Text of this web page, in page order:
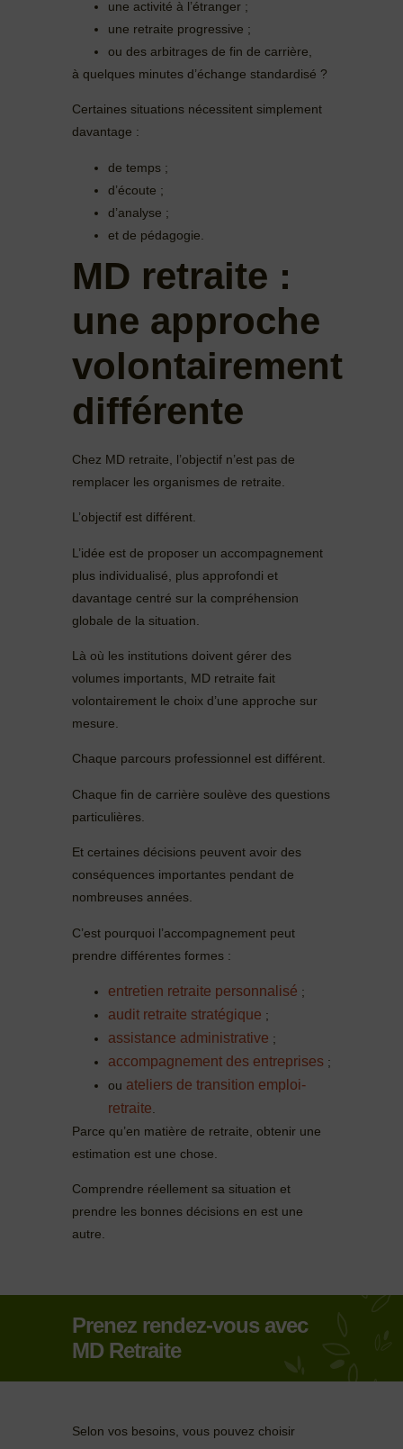
une activité à l’étranger ;
une retraite progressive ;
ou des arbitrages de fin de carrière,
à quelques minutes d’échange standardisé ?
Certaines situations nécessitent simplement
davantage :
de temps ;
d’écoute ;
d’analyse ;
et de pédagogie.
MD retraite :
une approche
volontairement
différente
Chez MD retraite, l’objectif n’est pas de
remplacer les organismes de retraite.
L’objectif est différent.
L’idée est de proposer un accompagnement
plus individualisé, plus approfondi et
davantage centré sur la compréhension
globale de la situation.
Là où les institutions doivent gérer des
volumes importants, MD retraite fait
volontairement le choix d’une approche sur
mesure.
Chaque parcours professionnel est différent.
Chaque fin de carrière soulève des questions
particulières.
Et certaines décisions peuvent avoir des
conséquences importantes pendant de
nombreuses années.
C’est pourquoi l’accompagnement peut
prendre différentes formes :
entretien retraite personnalisé ;
audit retraite stratégique ;
assistance administrative ;
accompagnement des entreprises ;
ou ateliers de transition emploi-
retraite
Parce qu’en matière de retraite, obtenir une
estimation est une chose.
Comprendre réellement sa situation et
prendre les bonnes décisions en est une
autre.
Prenez rendez-vous avec
MD Retraite
Selon vos besoins, vous pouvez choisir